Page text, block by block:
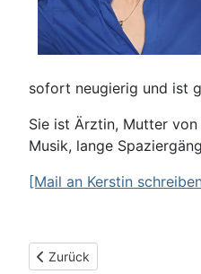
sofort neugierig und ist
Sie ist Ärztin, Mutter
Musik, lange
[Mail an Kerstin
Vorheriger Beitrag: Reiner
Zurück